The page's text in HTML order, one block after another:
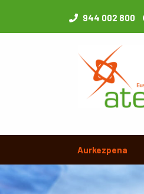
944 002 800
Aurkezpena